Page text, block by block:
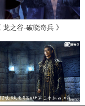
龙之谷-破晓奇兵 》